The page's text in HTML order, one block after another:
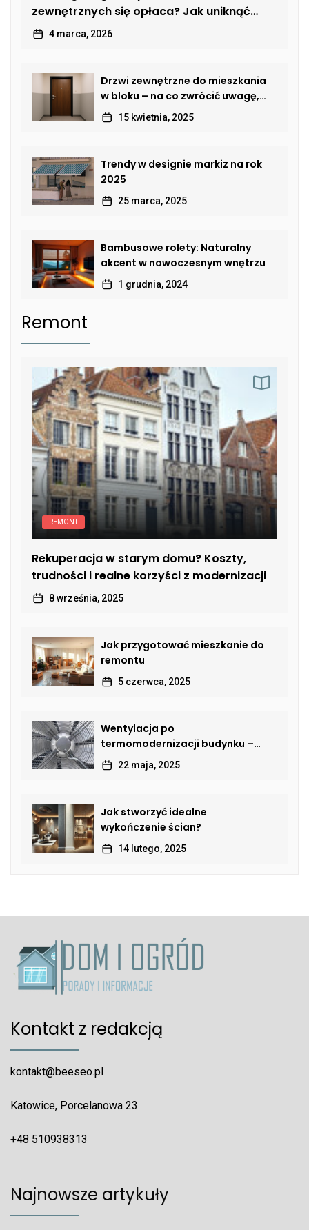
zewnętrznych się opłaca? Jak uniknąć
kosztownych usterek
4 marca, 2026
Drzwi zewnętrzne do mieszkania
w bloku – na co zwrócić uwagę,
by połączyć bezpieczeństwo,
estetykę i komfort?
15 kwietnia, 2025
Trendy w designie markiz na rok
2025
25 marca, 2025
Bambusowe rolety: Naturalny
akcent w nowoczesnym wnętrzu
1 grudnia, 2024
Remont
REMONT
Rekuperacja w starym domu? Koszty,
trudności i realne korzyści z modernizacji
8 września, 2025
Jak przygotować mieszkanie do
remontu
5 czerwca, 2025
Wentylacja po
termomodernizacji budynku –
jak przywrócić sprawną wymianę
powietrza?
22 maja, 2025
Jak stworzyć idealne
wykończenie ścian?
14 lutego, 2025
Kontakt z redakcją
kontakt@beeseo.pl
Katowice, Porcelanowa 23
+48 510938313
Najnowsze artykuły